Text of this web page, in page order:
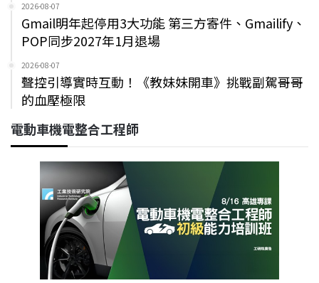
2026-08-07
Gmail明年起停用3大功能 第三方寄件、Gmailify、
POP同步2027年1月退場
2026-08-07
聲控引導實時互動！《教妹妹開車》挑戰副駕哥哥
的血壓極限
電動車機電整合工程師